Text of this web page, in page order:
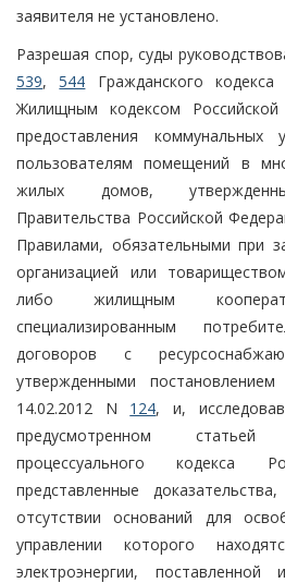
заявителя не установлено.
Разрешая спор, суды
539,544 Гражданского
Жилищным кодексом
предоставления коммунальных
пользователям помещений в
жилых домов,
Правительства Российской
Правилами, обязательными при
организацией или
либо жилищным
специализированным
договоров с
утвержденными
14.02.2012 N 124, и,
предусмотренном
процессуального кодекса
представленные
отсутствии оснований для
управлении которого
электроэнергии, поставленной